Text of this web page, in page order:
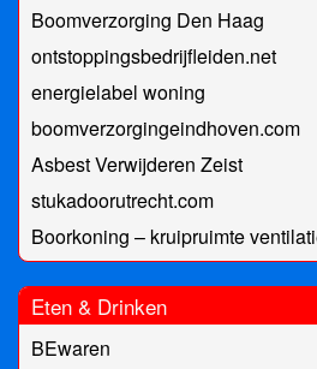
Boomverzorging Den Haag
ontstoppingsbedrijfleiden.net
energielabel woning
boomverzorgingeindhoven.com
Asbest Verwijderen Zeist
stukadoorutrecht.com
Boorkoning – kruipruimte
Eten & Drinken
BEwaren